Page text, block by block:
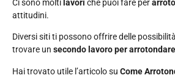
Ci sono molti lavori che puoi fare per
attitudini.
Diversi siti ti possono offrire delle
trovare un secondo lavoro per arrotondare
Hai trovato utile l’articolo su Come